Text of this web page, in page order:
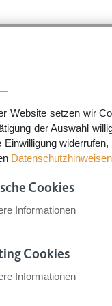
Website setzen wir
der Auswahl
Einwilligung
Datenschutzhinweisen
Cookies
Informationen
Cookies
Informationen
Kündigung,
Mai 2026